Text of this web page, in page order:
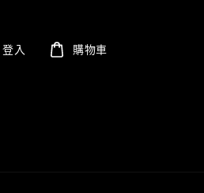
登入 購物車